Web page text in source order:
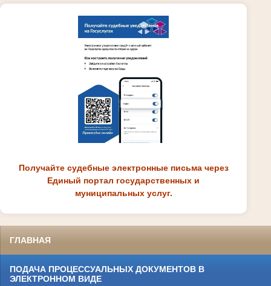
Получайте судебные электронные письма через
Единый портал государственных и
муниципальных услуг.
ГЛАВНАЯ
ПОДАЧА ПРОЦЕССУАЛЬНЫХ ДОКУМЕНТОВ В
ЭЛЕКТРОННОМ ВИДЕ